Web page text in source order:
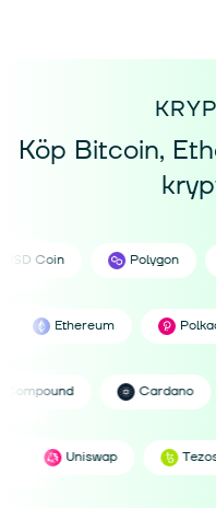
Köp Bitcoin,
USD Coin Polygon
Ethereum
Compound Cardano
Uniswap Tezos